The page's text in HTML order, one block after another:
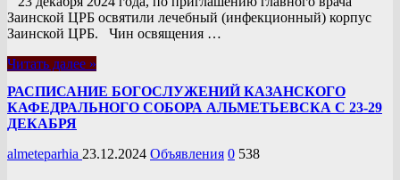
Заинской ЦРБ освятили лечебный (инфекционный) корпус
Заинской ЦРБ. Чин освящения …
Читать далее »
РАСПИСАНИЕ БОГОСЛУЖЕНИЙ КАЗАНСКОГО
КАФЕДРАЛЬНОГО СОБОРА АЛЬМЕТЬЕВСКА С 23-29
ДЕКАБРЯ
almeteparhia 23.12.2024 Объявления 0 538